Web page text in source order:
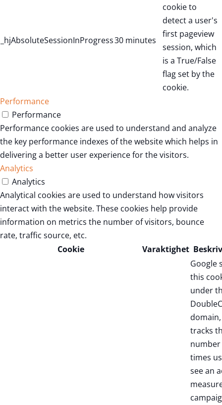
_hjAbsoluteSessionInProgress30 minutes
cookie to
detect a user's
first pageview
session, which
is a True/False
flag set by the
cookie.
Performance
Performance
Performance cookies are used to understand and analyze
the key performance indexes of the website which helps in
delivering a better user experience for the visitors.
Analytics
Analytics
Analytical cookies are used to understand how visitors
interact with the website. These cookies help provide
information on metrics the number of visitors, bounce
rate, traffic source, etc.
Cookie
Varaktighet
Google
this
under
domain,
tracks
times
see an